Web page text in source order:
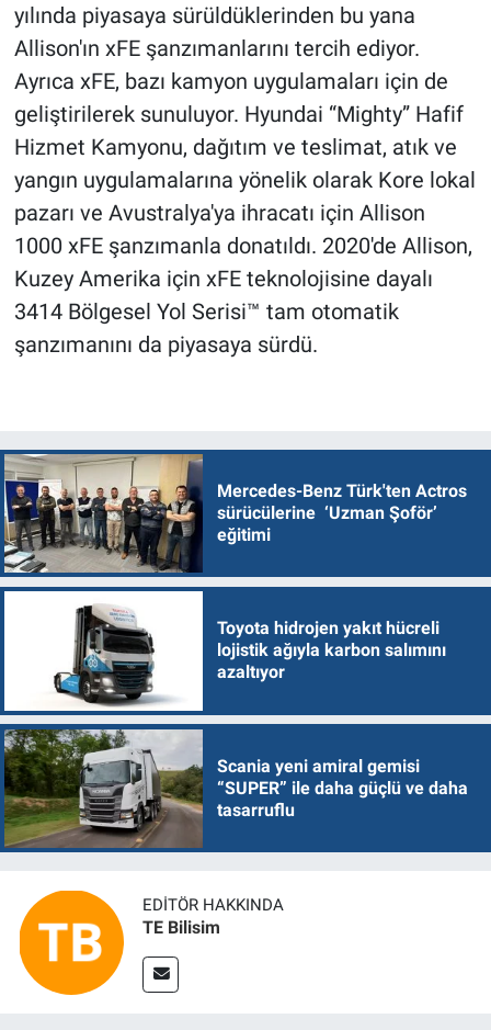
yılında piyasaya sürüldüklerinden bu yana
Allison'ın xFE şanzımanlarını tercih ediyor.
Ayrıca xFE, bazı kamyon uygulamaları için de
geliştirilerek sunuluyor. Hyundai “Mighty” Hafif
Hizmet Kamyonu, dağıtım ve teslimat, atık ve
yangın uygulamalarına yönelik olarak Kore lokal
pazarı ve Avustralya'ya ihracatı için Allison
1000 xFE şanzımanla donatıldı. 2020'de Allison,
Kuzey Amerika için xFE teknolojisine dayalı
3414 Bölgesel Yol Serisi™ tam otomatik
şanzımanını da piyasaya sürdü.
Mercedes-Benz Türk'ten Actros
sürücülerine ‘Uzman Şoför’
eğitimi
Toyota hidrojen yakıt hücreli
lojistik ağıyla karbon salımını
azaltıyor
Scania yeni amiral gemisi
“SUPER” ile daha güçlü ve daha
tasarruflu
EDITÖR HAKKINDA
TE Bilisim